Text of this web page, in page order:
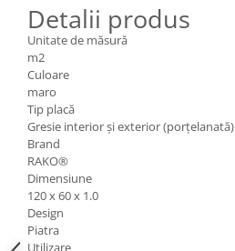
Detalii produs
Unitate de măsură
m2
Culoare
maro
Tip placă
Gresie interior și exterior (porțelanată)
Brand
RAKO®
Dimensiune
120 x 60 x 1.0
Design
Piatra
Utilizare